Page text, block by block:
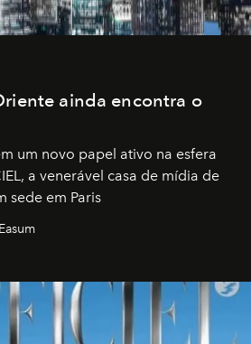
ainda encontra o
um novo papel ativo na esfera
a venerável casa de mídia de
sede em Paris